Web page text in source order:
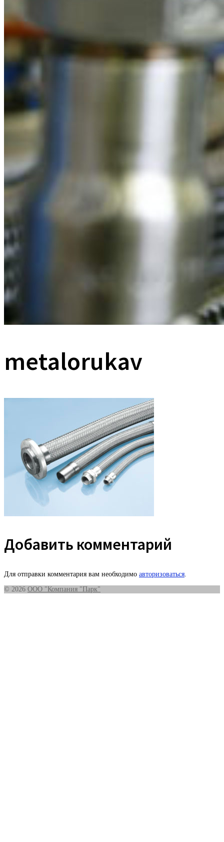
metalorukav
Добавить комментарий
Для отправки комментария вам необходимо авторизоваться
© 2026 ООО "Компания "Парк"